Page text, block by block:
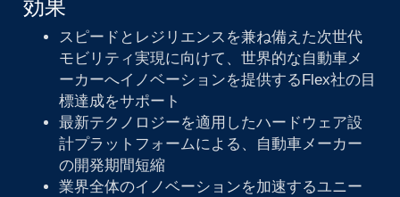
効果
スピードとレジリエンスを兼ね備えた次世代
モビリティ実現に向けて、世界的な自動車メ
ーカーへイノベーションを提供するFlex社の目
標達成をサポート
最新テクノロジーを適用したハードウェア設
計プラットフォームによる、自動車メーカー
の開発期間短縮
業界全体のイノベーションを加速するユニー